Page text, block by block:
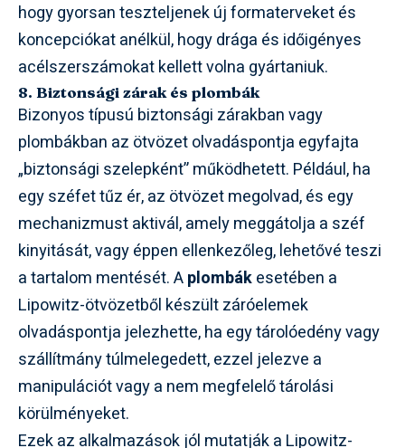
hogy gyorsan teszteljenek új formaterveket és
koncepciókat anélkül, hogy drága és időigényes
acélszerszámokat kellett volna gyártaniuk.
8. Biztonsági zárak és plombák
Bizonyos típusú biztonsági zárakban vagy
plombákban az ötvözet olvadáspontja egyfajta
„biztonsági szelepként” működhetett. Például, ha
egy széfet tűz ér, az ötvözet megolvad, és egy
mechanizmust aktivál, amely meggátolja a széf
kinyitását, vagy éppen ellenkezőleg, lehetővé teszi
a tartalom mentését. Aplombákesetében a
Lipowitz-ötvözetből készült záróelemek
olvadáspontja jelezhette, ha egy tárolóedény vagy
szállítmány túlmelegedett, ezzel jelezve a
manipulációt vagy a nem megfelelő tárolási
körülményeket.
Ezek az alkalmazások jól mutatják a Lipowitz-